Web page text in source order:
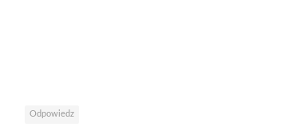
Odpowiedz